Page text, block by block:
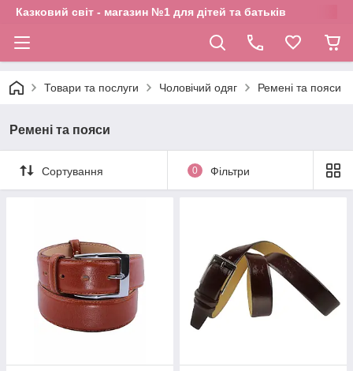
Казковий світ - магазин №1 для дітей та батьків
Товари та послуги Чоловічий одяг Ремені та пояси
Ремені та пояси
Сортування 0 Фільтри